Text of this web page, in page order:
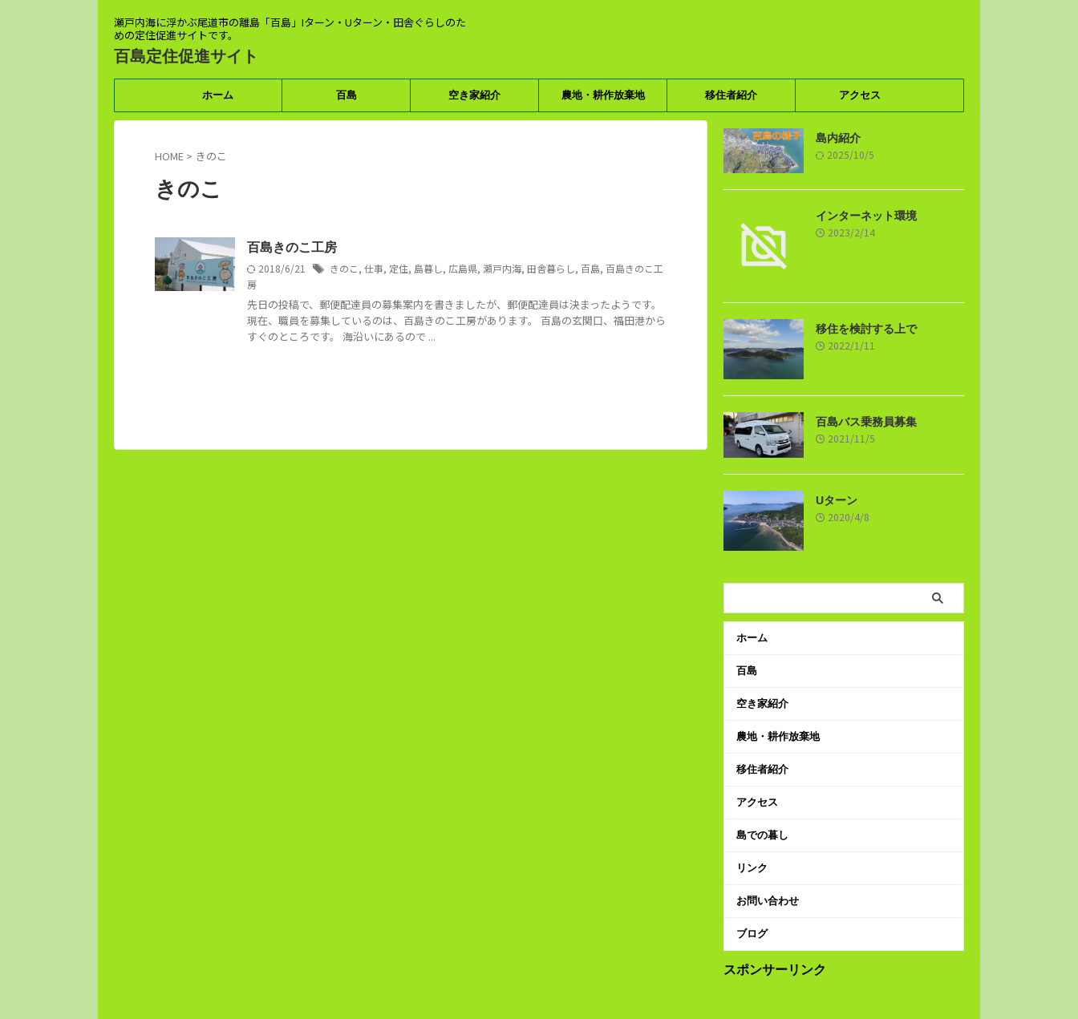
瀬戸内海に浮かぶ尾道市の離島「百島」Iターン・Uターン・田舎ぐらしのた
めの定住促進サイトです。
百島定住促進サイト
ホーム 百島 空き家紹介 農地・耕作放棄地 移住者紹介 アクセス
HOME > きのこ
きのこ
百島きのこ工房
2018/6/21
きのこ, 仕事, 定住, 島暮し, 広島県, 瀬戸内海, 田舎暮らし, 百島, 百島きのこ工
房
先日の投稿で、郵便配達員の募集案内を書きましたが、郵便配達員は決まったようです。
現在、職員を募集しているのは、百島きのこ工房があります。 百島の玄関口、福田港から
すぐのところです。 海沿いにあるので ...
島内紹介
2025/10/5
インターネット環境
2023/2/14
移住を検討する上で
2022/1/11
百島バス乗務員募集
2021/11/5
Uターン
2020/4/8
ホーム
百島
空き家紹介
農地・耕作放棄地
移住者紹介
アクセス
島での暮し
リンク
お問い合わせ
ブログ
スポンサーリンク